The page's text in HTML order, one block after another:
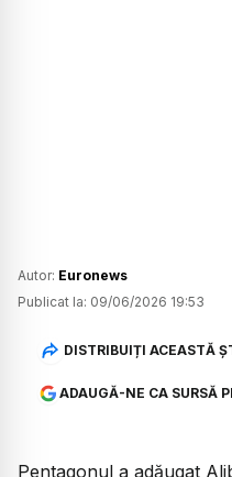
Autor: Euronews
Publicat la: 09/06/2026 19:53
DISTRIBUIȚI ACEASTĂ
ADAUGĂ-NE CA SURSĂ
Pentagonul a adăugat